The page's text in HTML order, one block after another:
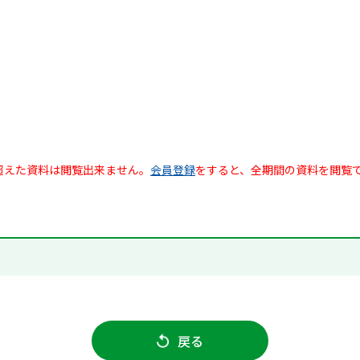
た資料は閲覧出来ません。 会員登録をすると、全期間の資料を閲覧
戻る